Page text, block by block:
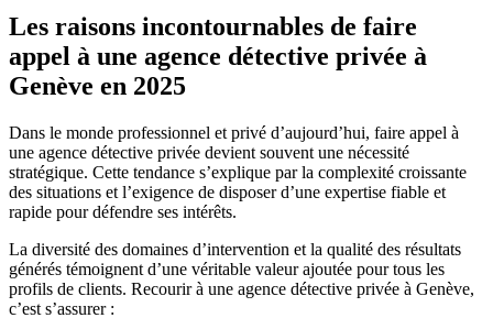
Les raisons incontournables de faire
appel à une agence détective privée à
Genève en 2025
Dans le monde professionnel et privé d’aujourd’hui, faire appel à
une agence détective privée devient souvent une nécessité
stratégique. Cette tendance s’explique par la complexité croissante
des situations et l’exigence de disposer d’une expertise fiable et
rapide pour défendre ses intérêts.
La diversité des domaines d’intervention et la qualité des résultats
générés témoignent d’une véritable valeur ajoutée pour tous les
profils de clients. Recourir à une agence détective privée à Genève,
c’est s’assurer :